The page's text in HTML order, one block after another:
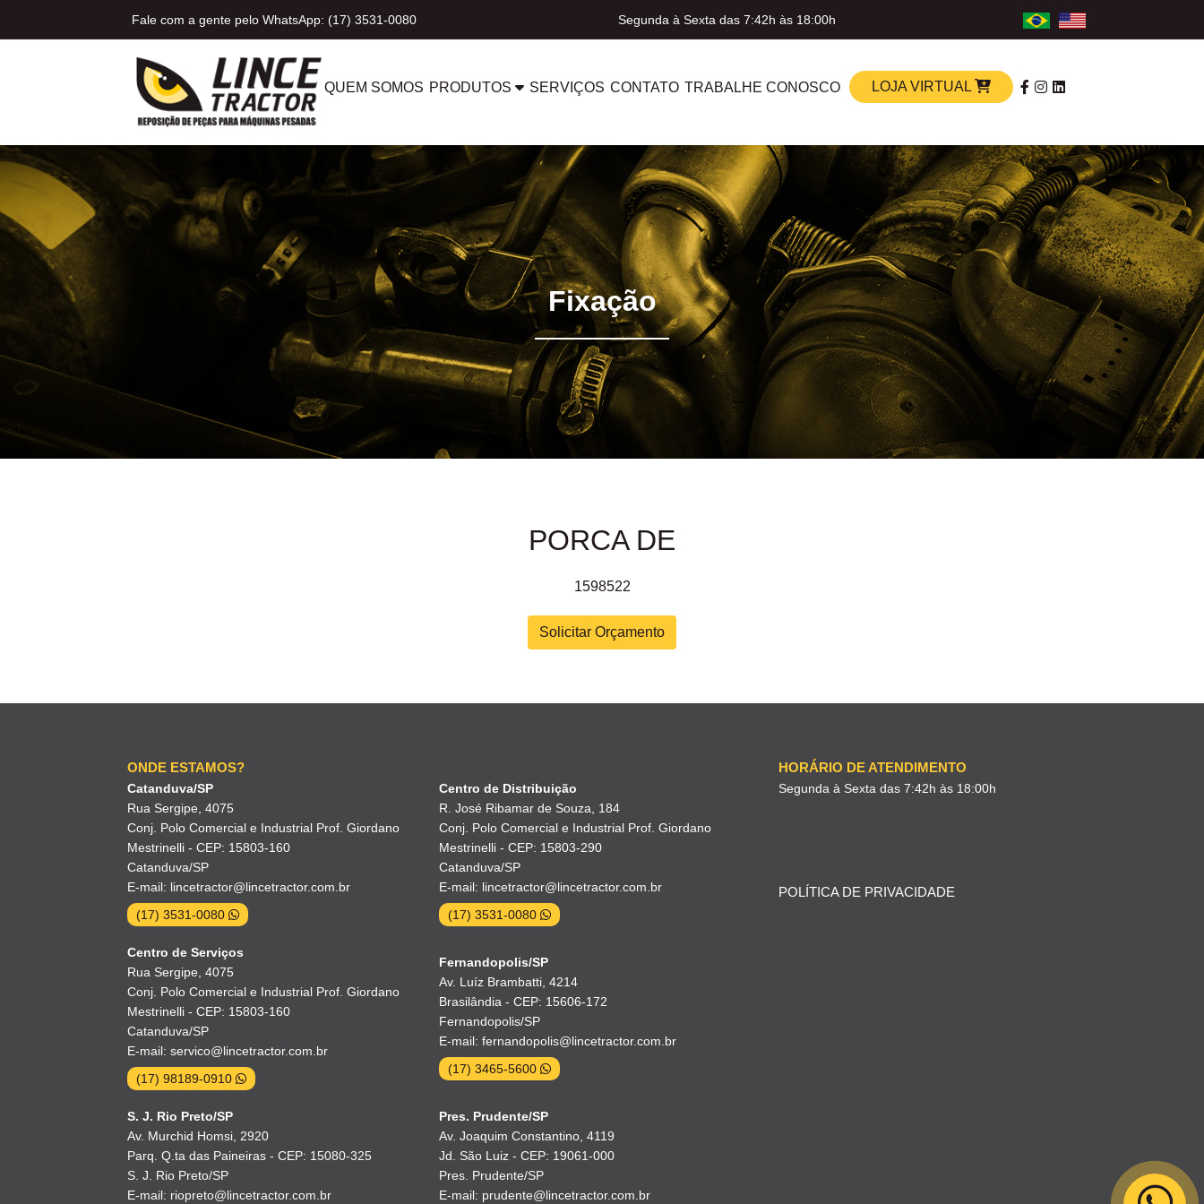
Fale com a gente pelo WhatsApp: (17) 3531-0080 Segunda à Sexta das 7:42h às 18:00h
QUEM SOMOS PRODUTOS SERVIÇOS CONTATO TRABALHE CONOSCO LOJA VIRTUAL
Fixação
PORCA DE
1598522
Solicitar Orçamento
ONDE ESTAMOS?
Catanduva/SP
Rua Sergipe, 4075
Conj. Polo Comercial e Industrial Prof. Giordano
Mestrinelli - CEP: 15803-160
Catanduva/SP
E-mail: lincetractor@lincetractor.com.br
(17) 3531-0080
Centro de Distribuição
R. José Ribamar de Souza, 184
Conj. Polo Comercial e Industrial Prof. Giordano
Mestrinelli - CEP: 15803-290
Catanduva/SP
E-mail: lincetractor@lincetractor.com.br
(17) 3531-0080
Centro de Serviços
Rua Sergipe, 4075
Conj. Polo Comercial e Industrial Prof. Giordano
Mestrinelli - CEP: 15803-160
Catanduva/SP
E-mail: servico@lincetractor.com.br
(17) 98189-0910
Fernandopolis/SP
Av. Luíz Brambatti, 4214
Brasilândia - CEP: 15606-172
Fernandopolis/SP
E-mail: fernandopolis@lincetractor.com.br
(17) 3465-5600
S. J. Rio Preto/SP
Av. Murchid Homsi, 2920
Parq. Q.ta das Paineiras - CEP: 15080-325
S. J. Rio Preto/SP
E-mail: riopreto@lincetractor.com.br
Pres. Prudente/SP
Av. Joaquim Constantino, 4119
Jd. São Luiz - CEP: 19061-000
Pres. Prudente/SP
E-mail: prudente@lincetractor.com.br
HORÁRIO DE ATENDIMENTO
Segunda à Sexta das 7:42h às 18:00h
POLÍTICA DE PRIVACIDADE